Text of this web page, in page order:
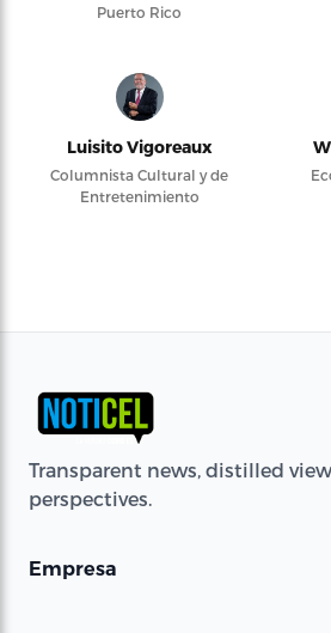
Puerto Rico
Luisito Vigoreaux
Columnista Cultural y de
Entretenimiento
Transparent news, distilled
perspectives.
Empresa